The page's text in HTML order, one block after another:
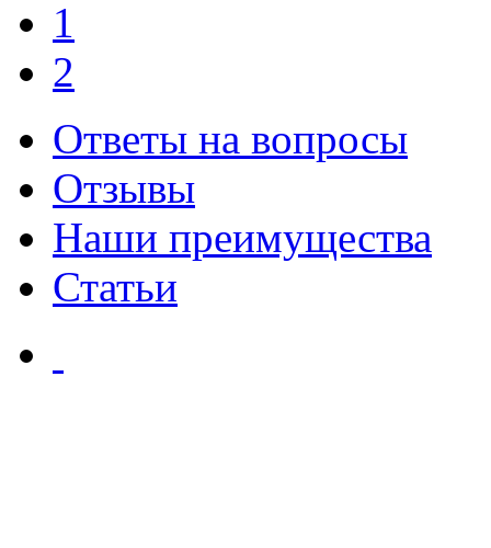
1
2
Ответы на вопросы
Отзывы
Наши преимущества
Статьи